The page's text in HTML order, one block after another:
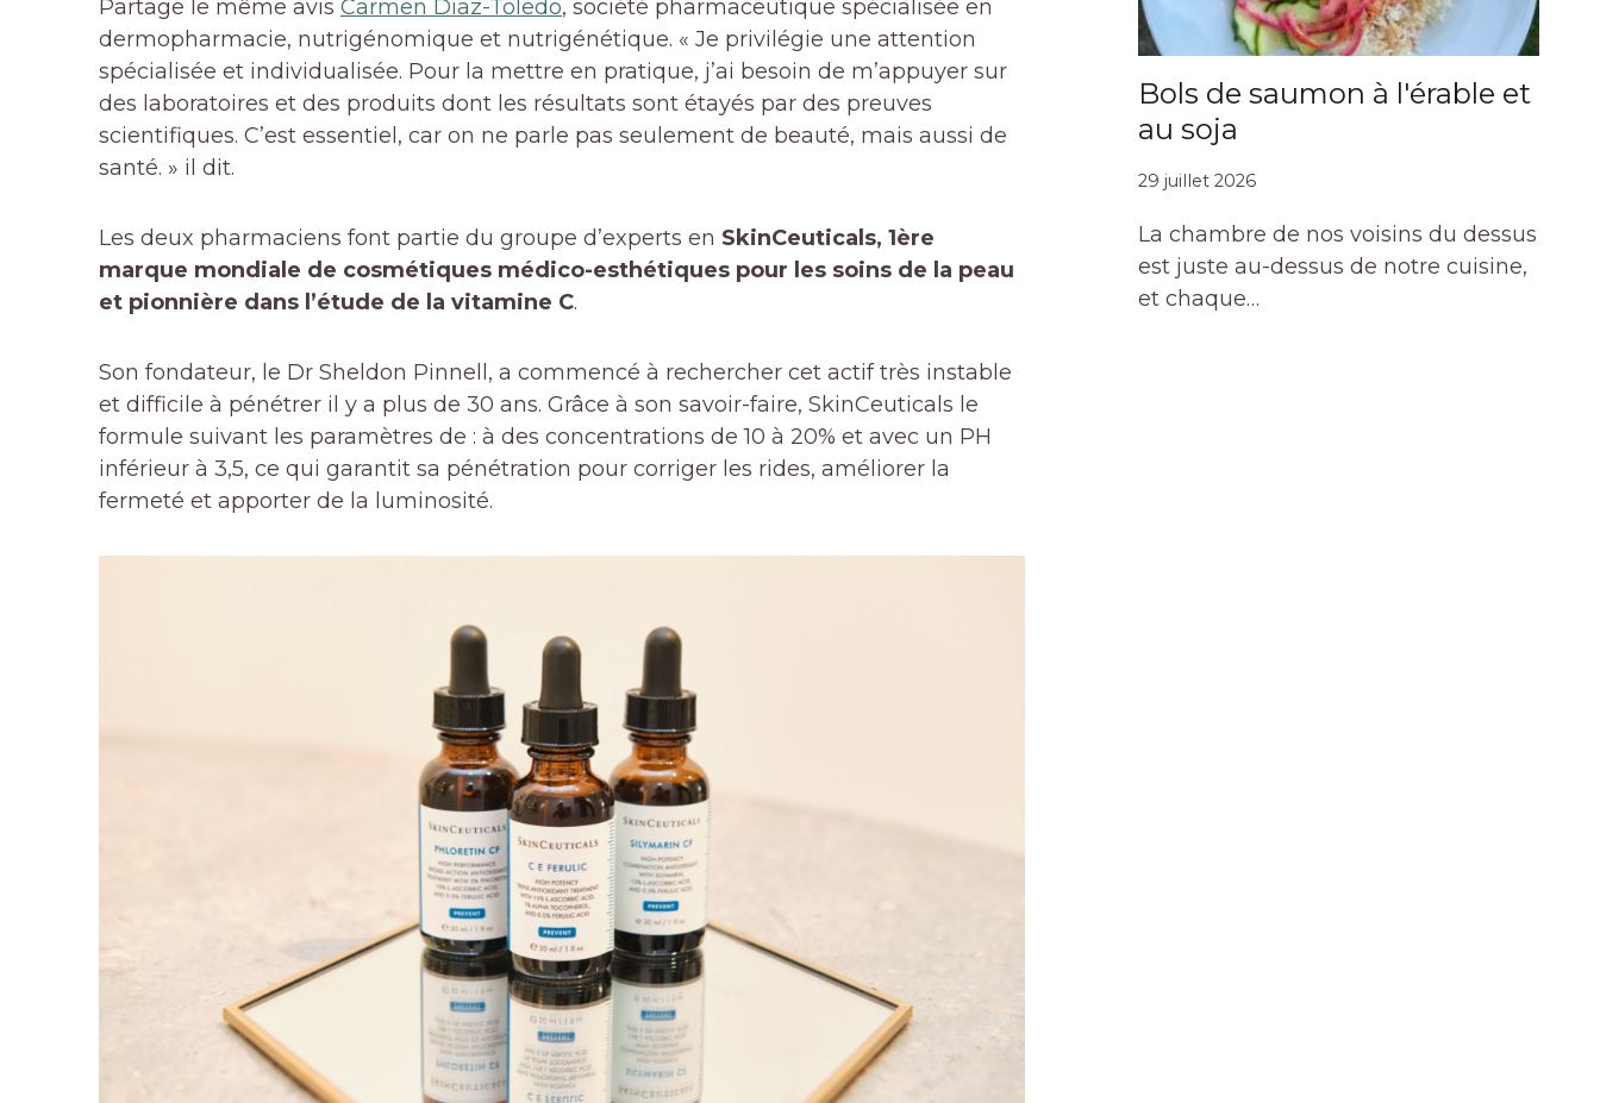
Partage le même avis Carmen Diaz-Toledo, société pharmaceutique spécialisée en
dermopharmacie, nutrigénomique et nutrigénétique. « Je privilégie une attention
spécialisée et individualisée. Pour la mettre en pratique, j’ai besoin de m’appuyer sur
des laboratoires et des produits dont les résultats sont étayés par des preuves
scientifiques. C’est essentiel, car on ne parle pas seulement de beauté, mais aussi de
santé. » il dit.
Les deux pharmaciens font partie du groupe d’experts en SkinCeuticals, 1ère
marque mondiale de cosmétiques médico-esthétiques pour les soins de la peau
et pionnière dans l’étude de la vitamine C.
Son fondateur, le Dr Sheldon Pinnell, a commencé à rechercher cet actif très instable
et difficile à pénétrer il y a plus de 30 ans. Grâce à son savoir-faire, SkinCeuticals le
formule suivant les paramètres de : à des concentrations de 10 à 20% et avec un PH
inférieur à 3,5, ce qui garantit sa pénétration pour corriger les rides, améliorer la
fermeté et apporter de la luminosité.
Bols de saumon à l'érable et
au soja
29 juillet 2026
La chambre de nos voisins du dessus
est juste au-dessus de notre cuisine,
et chaque…